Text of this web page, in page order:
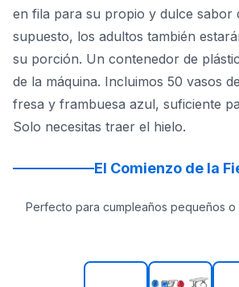
en fila para su propio y dulce sabor
supuesto, los adultos también
su porción. Un contenedor de
de la máquina. Incluimos 50 vasos
fresa y frambuesa azul, suficiente
Solo necesitas traer el hielo.
El Comienzo de la
Perfecto para cumpleaños pequeños o